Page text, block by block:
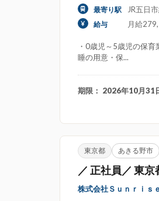
最寄り駅 JR五日
給与 月給
・0歳児～5歳児の保
睡の用意・保...
期限： 2026年10月31
東京都 あきる野市
／ 正社員／ 東
株式会社Ｓｕｎｒｉｓｅ